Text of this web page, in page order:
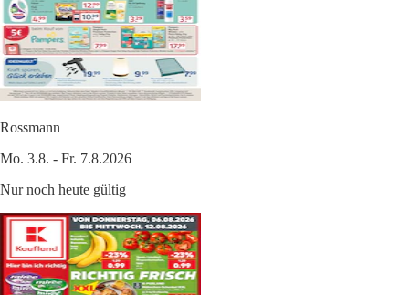
Rossmann
Mo. 3.8. - Fr. 7.8.2026
Nur noch heute gültig